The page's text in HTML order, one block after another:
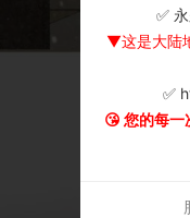
✅
▼这是大陆
✅
😘 您的每一